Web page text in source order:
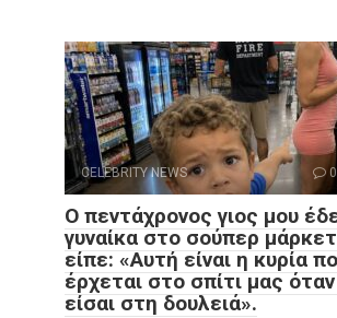
CELEBRITY NEWS 0
Ο πεντάχρονος γιος μου
γυναίκα στο σούπερ
είπε: «Αυτή είναι η κυρία
έρχεται στο σπίτι μας
είσαι στη δουλειά».